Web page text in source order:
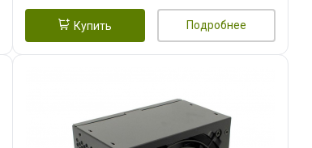
Купить Подробнее